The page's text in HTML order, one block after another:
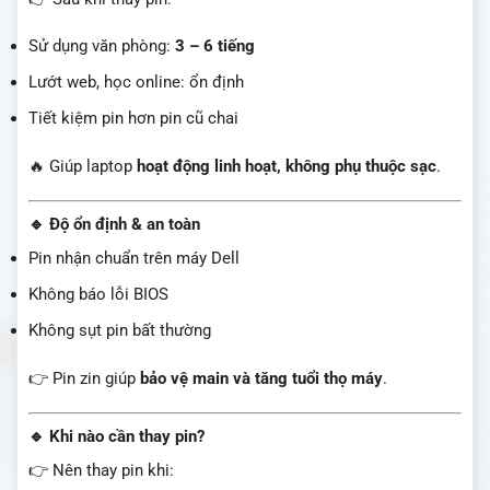
Sử dụng văn phòng: 3 – 6 tiếng
Lướt web, học online: ổn định
Tiết kiệm pin hơn pin cũ chai
🔥 Giúp laptop hoạt động linh hoạt, không phụ thuộc sạc.
🔹 Độ ổn định & an toàn
Pin nhận chuẩn trên máy Dell
Không báo lỗi BIOS
Không sụt pin bất thường
👉 Pin zin giúp bảo vệ main và tăng tuổi thọ máy.
🔹 Khi nào cần thay pin?
👉 Nên thay pin khi: